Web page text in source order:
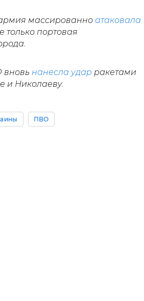
массированно атаковала
только портовая
вновь нанесла удар ракетами
и Николаеву.
ПВО